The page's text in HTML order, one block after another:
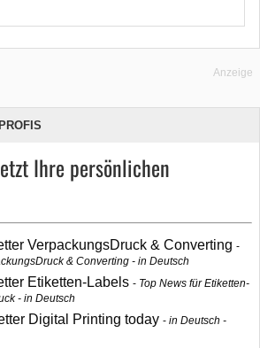
Anzeige
Ihre persönlichen
VerpackungsDruck & Converting
& Converting - in Deutsch
Etiketten-Labels
Top News für Etiketten-
- in Deutsch
Digital Printing today
in Deutsch -